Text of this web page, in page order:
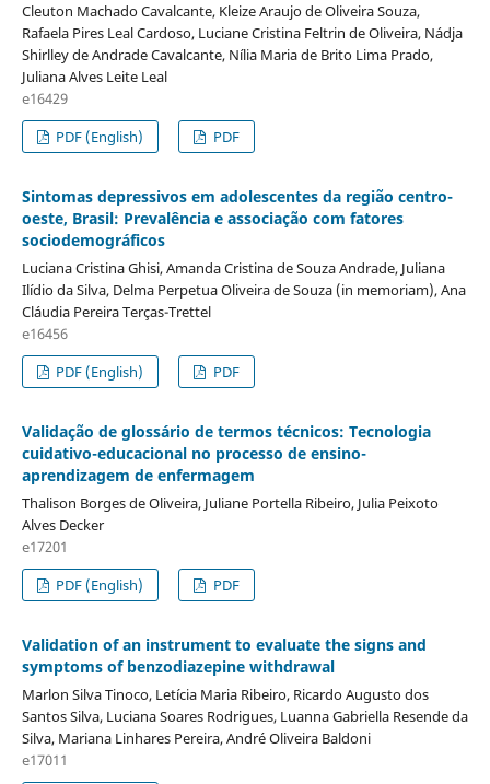
Cleuton Machado Cavalcante, Kleize Araujo de Oliveira Souza,
Rafaela Pires Leal Cardoso, Luciane Cristina Feltrin de Oliveira, Nádja
Shirlley de Andrade Cavalcante, Nília Maria de Brito Lima Prado,
Juliana Alves Leite Leal
e16429
PDF (English)
PDF
Sintomas depressivos em adolescentes da região centro-
oeste, Brasil: Prevalência e associação com fatores
sociodemográficos
Luciana Cristina Ghisi, Amanda Cristina de Souza Andrade, Juliana
Ilídio da Silva, Delma Perpetua Oliveira de Souza (in memoriam), Ana
Cláudia Pereira Terças-Trettel
e16456
PDF (English)
PDF
Validação de glossário de termos técnicos: Tecnologia
cuidativo-educacional no processo de ensino-
aprendizagem de enfermagem
Thalison Borges de Oliveira, Juliane Portella Ribeiro, Julia Peixoto
Alves Decker
e17201
PDF (English)
PDF
Validation of an instrument to evaluate the signs and
symptoms of benzodiazepine withdrawal
Marlon Silva Tinoco, Letícia Maria Ribeiro, Ricardo Augusto dos
Santos Silva, Luciana Soares Rodrigues, Luanna Gabriella Resende da
Silva, Mariana Linhares Pereira, André Oliveira Baldoni
e17011